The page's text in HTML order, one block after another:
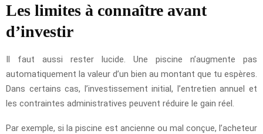
Les limites à connaître avant
d’investir
Il faut aussi rester lucide. Une piscine n’augmente pas
automatiquement la valeur d’un bien au montant que tu espères.
Dans certains cas, l’investissement initial, l’entretien annuel et
les contraintes administratives peuvent réduire le gain réel.
Par exemple, si la piscine est ancienne ou mal conçue, l’acheteur